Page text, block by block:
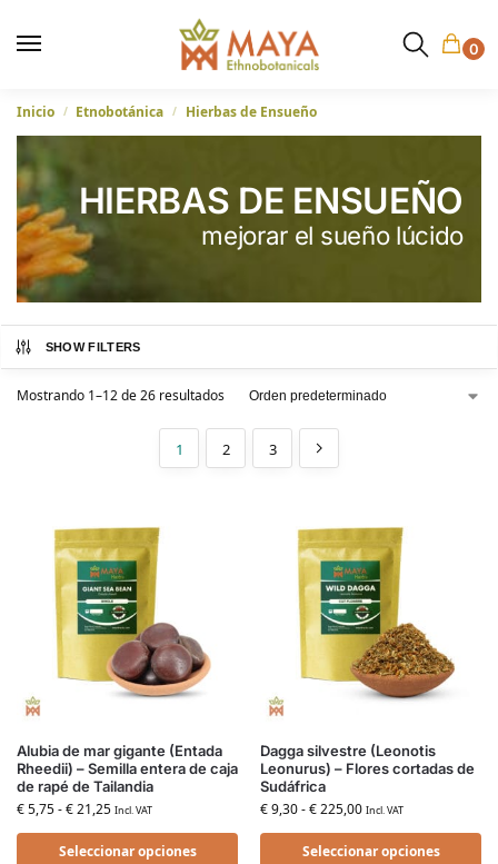
0
Inicio / Etnobotánica / Hierbas de Ensueño
HIERBAS DE ENSUEÑO
mejorar el sueño lúcido
SHOW FILTERS
Mostrando 1–12 de 26 resultados
1 2 3
Alubia de mar gigante (Entada
Rheedii) – Semilla entera de caja
de rapé de Tailandia
€5,75-€21,25 Incl. VAT
Seleccionar opciones
Dagga silvestre (Leonotis
Leonurus) – Flores cortadas de
Sudáfrica
€9,30-€225,00 Incl. VAT
Seleccionar opciones